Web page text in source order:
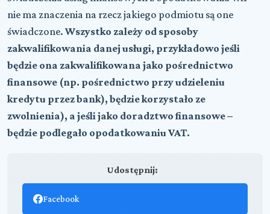
nie ma znaczenia na rzecz jakiego podmiotu są one
świadczone. Wszystko zależy od sposoby
zakwalifikowania danej usługi, przykładowo jeśli
będzie ona zakwalifikowana jako pośrednictwo
finansowe (np. pośrednictwo przy udzieleniu
kredytu przez bank), będzie korzystało ze
zwolnienia), a jeśli jako doradztwo finansowe –
będzie podlegało opodatkowaniu VAT.
Udostępnij:
Facebook